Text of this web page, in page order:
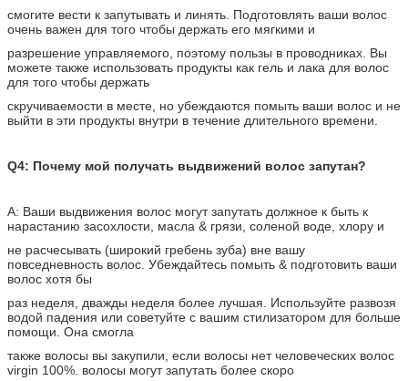
смогите вести к запутывать и линять. Подготовлять ваши волос
очень важен для того чтобы держать его мягкими и
разрешение управляемого, поэтому пользы в проводниках. Вы
можете также использовать продукты как гель и лака для волос
для того чтобы держать
скручиваемости в месте, но убеждаются помыть ваши волос и не
выйти в эти продукты внутри в течение длительного времени.
Q4: Почему мой получать выдвижений волос запутан?
A: Ваши выдвижения волос могут запутать должное к быть к
нарастанию засохлости, масла & грязи, соленой воде, хлору и
не расчесывать (широкий гребень зуба) вне вашу
повседневность волос. Убеждайтесь помыть & подготовить ваши
волос хотя бы
раз неделя, дважды неделя более лучшая. Используйте развозя
водой падения или советуйте с вашим стилизатором для больше
помощи. Она смогла
также волосы вы закупили, если волосы нет человеческих волос
virgin 100%. волосы могут запутать более скоро